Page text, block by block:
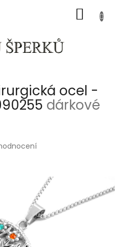
KOŠÍK
ocel -
dárkové